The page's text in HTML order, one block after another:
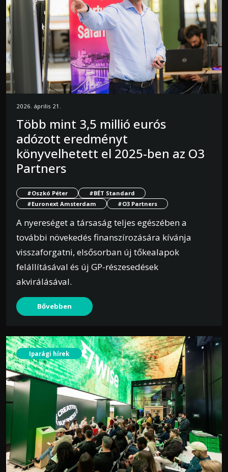
2026. április 21.
Több mint 3,5 millió eurós
adózott eredményt
könyvelhetett el 2025-ben az O3
Partners
#Oszkó Péter
#BÉT Standard
#Euronext Amsterdam
#O3 Partners
A nyereséget a társaság teljes egészében a
további növekedés finanszírozására kívánja
visszaforgatni, elsősorban új tőkealapok
felállításával és új GP-részesedések
akvirálásával.
Bővebben
Iparági hírek